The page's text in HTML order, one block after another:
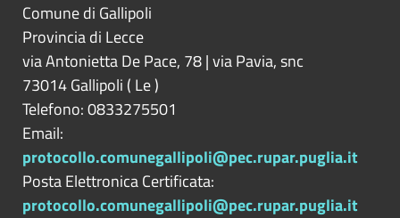
Comune di Gallipoli
Provincia di Lecce
via Antonietta De Pace, 78 | via Pavia, snc
73014Gallipoli ( Le)
Telefono: 0833275501
Email:
protocollo.comunegallipoli@pec.rupar.puglia.it
Posta Elettronica Certificata:
protocollo.comunegallipoli@pec.rupar.puglia.it